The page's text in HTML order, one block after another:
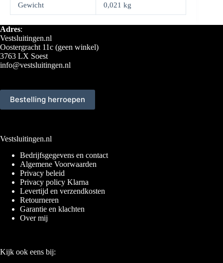
Gewicht 0,021 kg
Adres:
Vestsluitingen.nl
Oostergracht 11c (geen winkel)
3763 LX Soest
info@vestsluitingen.nl
Bestelling herroepen
Vestsluitingen.nl
Bedrijfsgegevens en contact
Algemene Voorwaarden
Privacy beleid
Privacy policy Klarna
Levertijd en verzendkosten
Retourneren
Garantie en klachten
Over mij
Kijk ook eens bij: